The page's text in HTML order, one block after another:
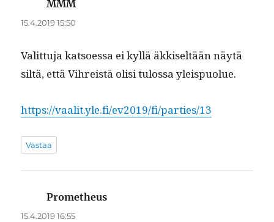
MMM
15.4.2019 15:50
Valit­tu­ja kat­soes­sa ei kyl­lä äkkiseltään näytä
siltä, että Vihreistä olisi tulos­sa yleispuolue.
https://vaalit.yle.fi/ev2019/fi/parties/13
Vastaa
Prometheus
15.4.2019 16:55